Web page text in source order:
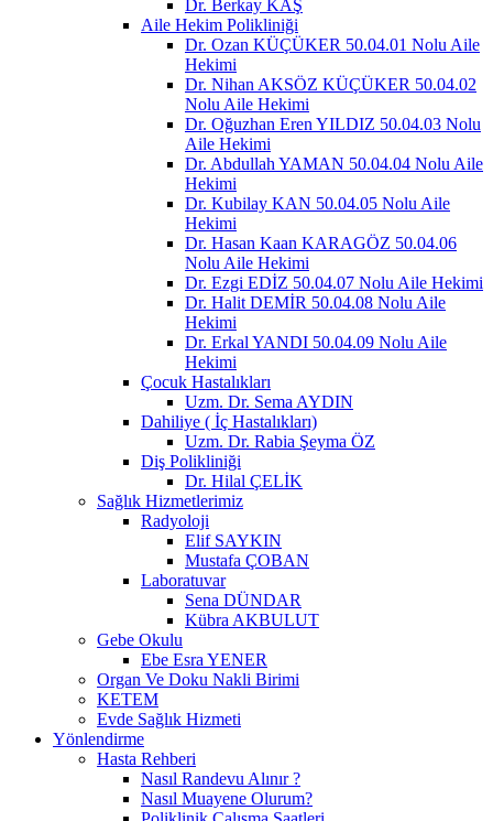
Dr. Berkay KAŞ
Aile Hekim Polikliniği
Dr. Ozan KÜÇÜKER 50.04.01 Nolu Aile
Hekimi
Dr. Nihan AKSÖZ KÜÇÜKER 50.04.02
Nolu Aile Hekimi
Dr. Oğuzhan Eren YILDIZ 50.04.03 Nolu
Aile Hekimi
Dr. Abdullah YAMAN 50.04.04 Nolu Aile
Hekimi
Dr. Kubilay KAN 50.04.05 Nolu Aile
Hekimi
Dr. Hasan Kaan KARAGÖZ 50.04.06
Nolu Aile Hekimi
Dr. Ezgi EDİZ 50.04.07 Nolu Aile Hekimi
Dr. Halit DEMİR 50.04.08 Nolu Aile
Hekimi
Dr. Erkal YANDI 50.04.09 Nolu Aile
Hekimi
Çocuk Hastalıkları
Uzm. Dr. Sema AYDIN
Dahiliye ( İç Hastalıkları)
Uzm. Dr. Rabia Şeyma ÖZ
Diş Polikliniği
Dr. Hilal ÇELİK
Sağlık Hizmetlerimiz
Radyoloji
Elif SAYKIN
Mustafa ÇOBAN
Laboratuvar
Sena DÜNDAR
Kübra AKBULUT
Gebe Okulu
Ebe Esra YENER
Organ Ve Doku Nakli Birimi
KETEM
Evde Sağlık Hizmeti
Yönlendirme
Hasta Rehberi
Nasıl Randevu Alınır ?
Nasıl Muayene Olurum?